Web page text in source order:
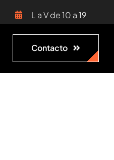
L a V de 10 a 19
Contacto